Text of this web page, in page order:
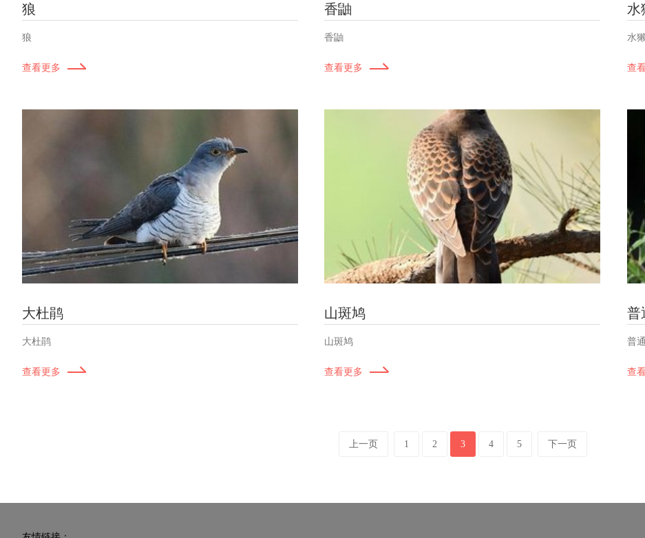
狼
狼
查看更多
香鼬
香鼬
查看更多
水
水獭
查
大杜鹃
大杜鹃
查看更多
山斑鸠
山斑鸠
查看更多
普
普
查
上一页 1 2 3 4 5 下一页